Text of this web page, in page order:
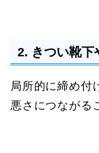
2. きつい靴下
局所的に締め付
悪さにつながる